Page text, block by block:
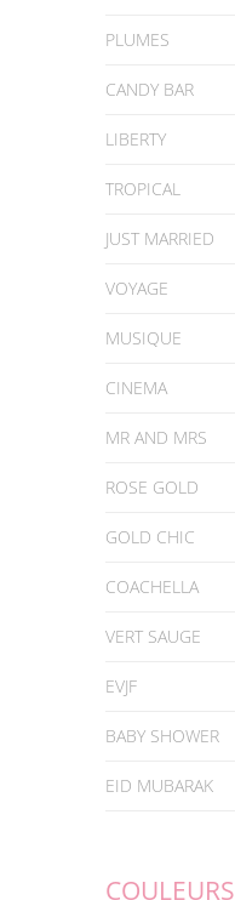
PLUMES
CANDY BAR
LIBERTY
TROPICAL
JUST MARRIED
VOYAGE
MUSIQUE
CINEMA
MR AND MRS
ROSE GOLD
GOLD CHIC
COACHELLA
VERT SAUGE
EVJF
BABY SHOWER
EID MUBARAK
COULEURS